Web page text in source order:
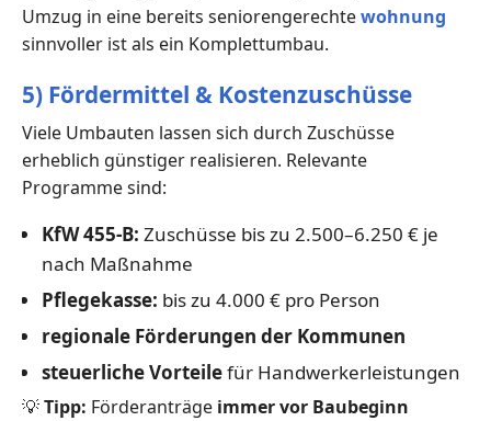
Umzug in eine bereits seniorengerechtewohnung
sinnvoller ist als ein Komplettumbau.
5) Fördermittel & Kostenzuschüsse
Viele Umbauten lassen sich durch Zuschüsse
erheblich günstiger realisieren. Relevante
Programme sind:
KfW 455-B: Zuschüsse bis zu 2.500–6.250 € je
nach Maßnahme
Pflegekasse: bis zu 4.000 € pro Person
regionale Förderungen der Kommunen
steuerliche Vorteilefür Handwerkerleistungen
💡Tipp: Förderanträge immer vor Baubeginn